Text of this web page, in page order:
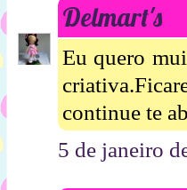
Delmart's
Eu quero
continue te
5 de janeiro